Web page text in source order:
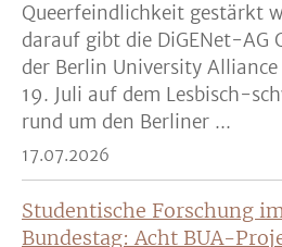
Queerfeindlichkeit gestärkt
darauf gibt die DiGENet-AG
der Berlin University
19. Juli auf dem Lesbisch-
rund um den Berliner ...
17.07.2026
Studentische Forschung
Bundestag: Acht BUA-